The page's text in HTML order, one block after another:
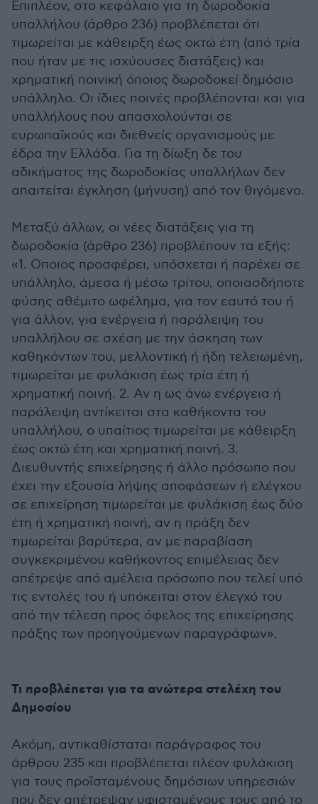
Επιπλέον, στο κεφάλαιο για τη δωροδοκία
υπαλλήλου (άρθρο 236) προβλέπεται ότι
τιμωρείται με κάθειρξη έως οκτώ έτη (από τρία
που ήταν με τις ισχύουσες διατάξεις) και
χρηματική ποινική όποιος δωροδοκεί δημόσιο
υπάλληλο. Οι ίδιες ποινές προβλέπονται και για
υπαλλήλους που απασχολούνται σε
ευρωπαϊκούς και διεθνείς οργανισμούς με
έδρα την Ελλάδα. Για τη δίωξη δε του
αδικήματος της δωροδοκίας υπαλλήλων δεν
απαιτείται έγκληση (μήνυση) από τον θιγόμενο.
Μεταξύ άλλων, οι νέες διατάξεις για τη
δωροδοκία (άρθρο 236) προβλέπουν τα εξής:
«1. Οποιος προσφέρει, υπόσχεται ή παρέχει σε
υπάλληλο, άμεσα ή μέσω τρίτου, οποιασδήποτε
φύσης αθέμιτο ωφέλημα, για τον εαυτό του ή
για άλλον, για ενέργεια ή παράλειψη του
υπαλλήλου σε σχέση με την άσκηση των
καθηκόντων του, μελλοντική ή ήδη τελειωμένη,
τιμωρείται με φυλάκιση έως τρία έτη ή
χρηματική ποινή. 2. Αν η ως άνω ενέργεια ή
παράλειψη αντίκειται στα καθήκοντα του
υπαλλήλου, ο υπαίτιος τιμωρείται με κάθειρξη
έως οκτώ έτη και χρηματική ποινή. 3.
Διευθυντής επιχείρησης ή άλλο πρόσωπο που
έχει την εξουσία λήψης αποφάσεων ή ελέγχου
σε επιχείρηση τιμωρείται με φυλάκιση έως δύο
έτη ή χρηματική ποινή, αν η πράξη δεν
τιμωρείται βαρύτερα, αν με παραβίαση
συγκεκριμένου καθήκοντος επιμέλειας δεν
απέτρεψε από αμέλεια πρόσωπο που τελεί υπό
τις εντολές του ή υπόκειται στον έλεγχό του
από την τέλεση προς όφελος της επιχείρησης
πράξης των προηγούμενων παραγράφων».
Τι προβλέπεται για τα ανώτερα στελέχη του
Δημοσίου
Ακόμη, αντικαθίσταται παράγραφος του
άρθρου 235 και προβλέπεται πλέον φυλάκιση
για τους προϊσταμένους δημόσιων υπηρεσιών
που δεν απέτρεψαν υφισταμένους τους από το